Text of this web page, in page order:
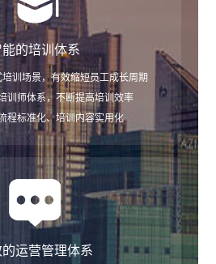
能的培训体系
培训场景，有效缩短员工成长周期
训师体系，不断提高培训效率
程标准化、培训内容实用化
的运营管理体系